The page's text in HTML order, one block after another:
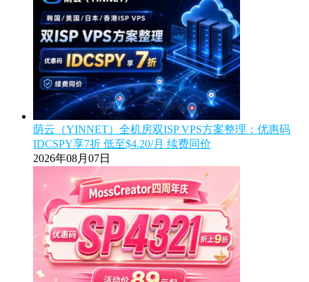
荫云（YINNET）全机房双ISP VPS方案整理：优惠码
IDCSPY享7折 低至$4.20/月 续费同价
2026年08月07日